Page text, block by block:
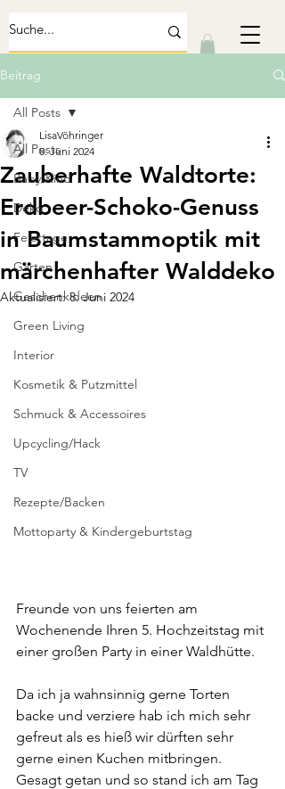
Beitrag
All Posts
Baby/Kind
Deko
Feiertage
Garten
Geschenkideen
Green Living
Interior
Kosmetik & Putzmittel
Schmuck & Accessoires
Upcycling/Hack
TV
Rezepte/Backen
Mottoparty & Kindergeburtstag
All Posts
Zauberhafte Waldtorte:
Erdbeer-Schoko-Genuss
in Baumstammoptik mit
märchenhafter Walddeko
LisaVöhringer
8. Juni 2024
Aktualisiert:8. Juni 2024
Freunde von uns feierten am
Wochenende Ihren 5. Hochzeitstag mit
einer großen Party in einer Waldhütte.
Da ich ja wahnsinnig gerne Torten
backe und verziere hab ich mich sehr
gefreut als es hieß wir dürften sehr
gerne einen Kuchen mitbringen.
Gesagt getan und so stand ich am Tag